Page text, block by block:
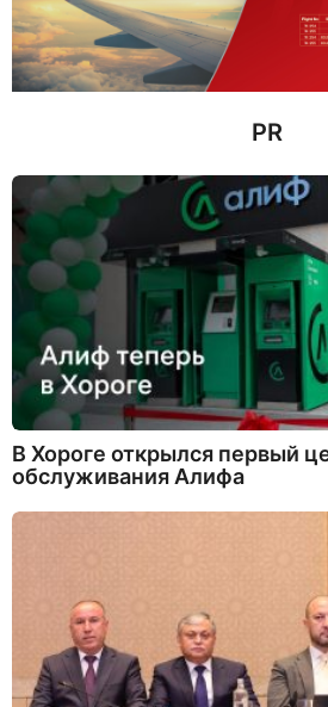
в
н
а
з
PR
В Хороге открылся первый
обслуживания Алифа